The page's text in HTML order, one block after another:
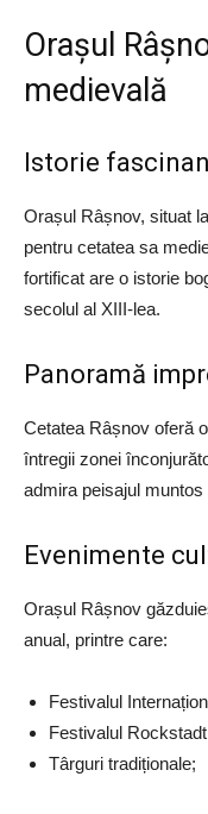
Orașul
medievală
Istorie
Orașul Râșnov, situat
pentru cetatea sa
fortificat are o istorie
secolul al XIII-lea.
Panoramă
Cetatea Râșnov oferă
întregii zonei
admira peisajul
Evenimente
Orașul Râșnov
anual, printre care:
Festivalul
Festivalul
Târguri tradiționale;